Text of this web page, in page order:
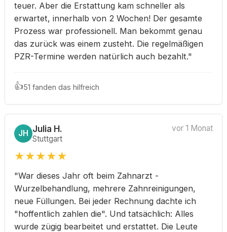
teuer. Aber die Erstattung kam schneller als
erwartet, innerhalb von 2 Wochen! Der gesamte
Prozess war professionell. Man bekommt genau
das zurück was einem zusteht. Die regelmäßigen
PZR-Termine werden natürlich auch bezahlt."
👍51 fanden das hilfreich
JH Julia H.
Stuttgart
vor 1 Monat
★★★★★
"War dieses Jahr oft beim Zahnarzt -
Wurzelbehandlung, mehrere Zahnreinigungen,
neue Füllungen. Bei jeder Rechnung dachte ich
"hoffentlich zahlen die". Und tatsächlich: Alles
wurde zügig bearbeitet und erstattet. Die Leute